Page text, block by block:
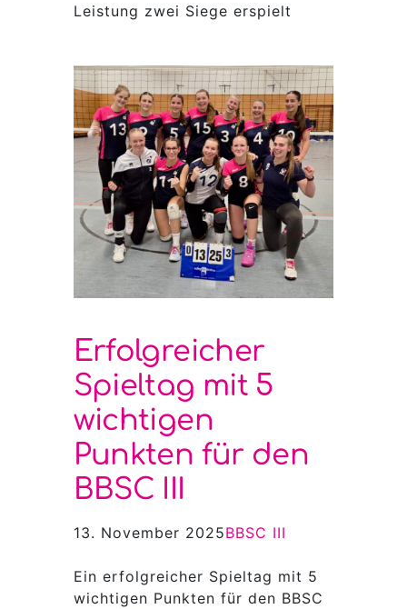
Leistung zwei Siege erspielt
Erfolgreicher
Spieltag mit 5
wichtigen
Punkten für den
BBSC III
13. November 2025BBSC III
Ein erfolgreicher Spieltag mit 5
wichtigen Punkten für den BBSC